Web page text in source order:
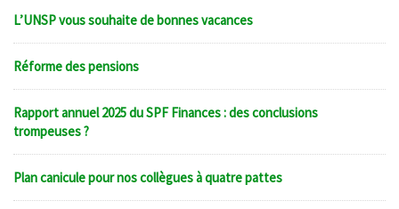
L’UNSP vous souhaite de bonnes vacances
Réforme des pensions
Rapport annuel 2025 du SPF Finances : des conclusions
trompeuses ?
Plan canicule pour nos collègues à quatre pattes